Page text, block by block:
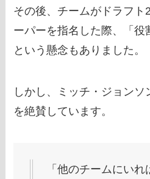
その後、チームがドラフト
ーパーを指名した際、「役
という懸念もありました。
しかし、ミッチ・ジョン
を絶賛しています。
「他のチームにい